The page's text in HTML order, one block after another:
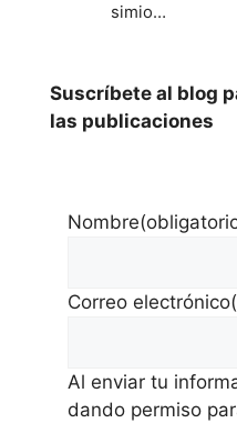
simio…
Suscríbete al blog
las publicaciones
Nombre
Correo electrónico
Al enviar tu
dando permiso